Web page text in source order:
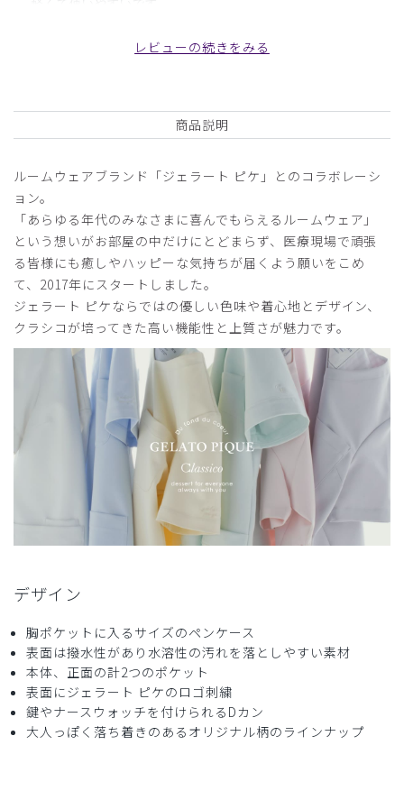
686ジェラート ピケ&クラシコ:スリムペンケー
役に立った 0
ご購入者様
購入確認済み
年齢: 40代 身長: 151-155cm 体重: 45kg以下
見た目もかわいらしく、生地も柔らかいため使いやすいで
す。
ス/しろくま/フリー
役に立った
ご購入者様
2025-04-03
気分が上がります🎶
商品：686ジェラート ピケ&クラシコ:スリムペンケー
ス/CAT/フリー
役に立った 0
レビューの続きをみる
商品説明
ルームウェアブランド「ジェラート ピケ」とのコラボレーシ
ョン。
「あらゆる年代のみなさまに喜んでもらえるルームウェア」
という想いがお部屋の中だけにとどまらず、医療現場で頑張
る皆様にも癒しやハッピーな気持ちが届くよう願いをこめ
て、2017年にスタートしました。
ジェラート ピケならではの優しい色味や着心地とデザイン、
クラシコが培ってきた高い機能性と上質さが魅力です。
デザイン
胸ポケットに入るサイズのペンケース
表面は撥水性があり水溶性の汚れを落としやすい素材
本体、正面の計2つのポケット
表面にジェラート ピケのロゴ刺繍
鍵やナースウォッチを付けられるDカン
大人っぽく落ち着きのあるオリジナル柄のラインナップ